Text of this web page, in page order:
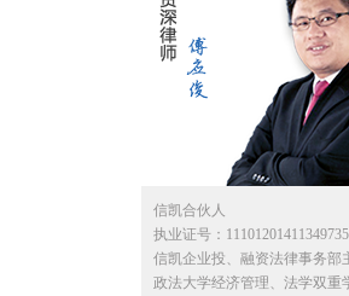
信凯合伙人
执业证号：11101201411349735
信凯企业投、融资法律事务部
政法大学经济管理、法学双重